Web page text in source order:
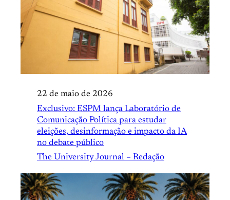
22 de maio de 2026
Exclusivo: ESPM lança Laboratório de
Comunicação Política para estudar
eleições, desinformação e impacto da IA
no debate público
The University Journal – Redação